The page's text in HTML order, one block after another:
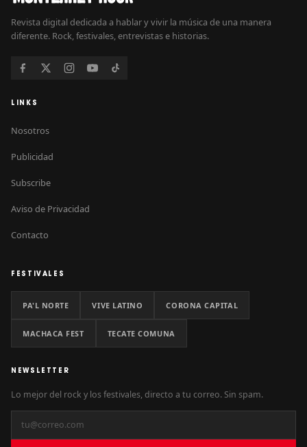
Revista digital dedicada a hablar y vivir la música de una manera
diferente. Rock, festivales, entrevistas e historias.
LINKS
Nosotros
Publicidad
Subscribe
Aviso de Privacidad
Contacto
FESTIVALES
PA'L NORTE VIVE LATINO CORONA CAPITAL
MACHACA FEST TECATE COMUNA
NEWSLETTER
Lo mejor del rock y los festivales, directo a tu correo. Sin spam.